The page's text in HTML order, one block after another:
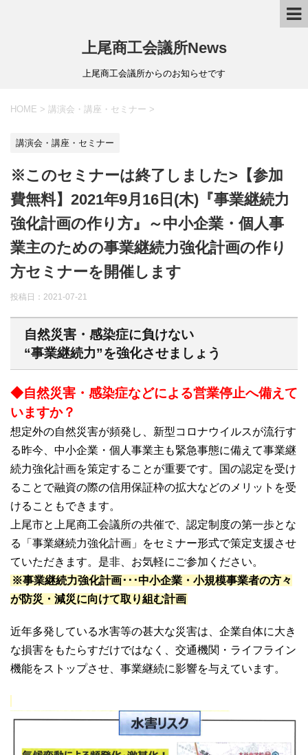
上尾商工会議所News
上尾商工会議所からのお知らせです
HOME > 講演会・講座・セミナー >
講演会・講座・セミナー
※このセミナーは終了しました>【参加
費無料】2021年9月16日(木)『事業継続力
強化計画の作り方』～中小企業・個人事
業主のための事業継続力強化計画の作り
方セミナーを開催します
投稿日： 2021-07-21
自然災害・感染症に負けない
“事業継続力”を強化させましょう
◆自然災害・感染症などによる営業停止へ備えて
いますか？
想定外の自然災害が頻発し、新型コロナウイルスが流行す
る昨今、中小企業・個人事業主も緊急事態に備えて事業継
続力強化計画を策定することが重要です。国の認定を受け
ることで融資の際の信用保証枠の拡大などのメリットを受
けることもできます。
上尾市と上尾商工会議所の共催で、認定制度の第一歩とな
る「事業継続力強化計画」をセミナー形式で策定支援させ
ていただきます。是非、お気軽にご参加ください。
※事業継続力強化計画･･･中小企業・小規模事業者の方々
が防災・減災に向けて取り組む計画
近年多発している水害等の甚大な災害は、企業自体に大き
な損害をもたらすだけではなく、交通機関・ライフライン
機能をストップさせ、事業継続に影響を与えています。